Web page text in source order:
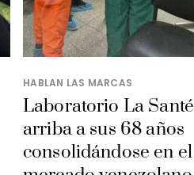
HABLAN LAS MARCAS
Laboratorio La Santé
arriba a sus 68 años
consolidándose en el